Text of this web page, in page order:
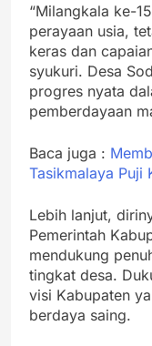
“Milangkala ke-
perayaan usia,
keras dan
syukuri. Desa
progres nyata
pemberdayaan
Baca juga :
Tasikmalaya Puji
Lebih lanjut,
Pemerintah
mendukung
tingkat desa.
visi Kabupaten
berdaya saing.